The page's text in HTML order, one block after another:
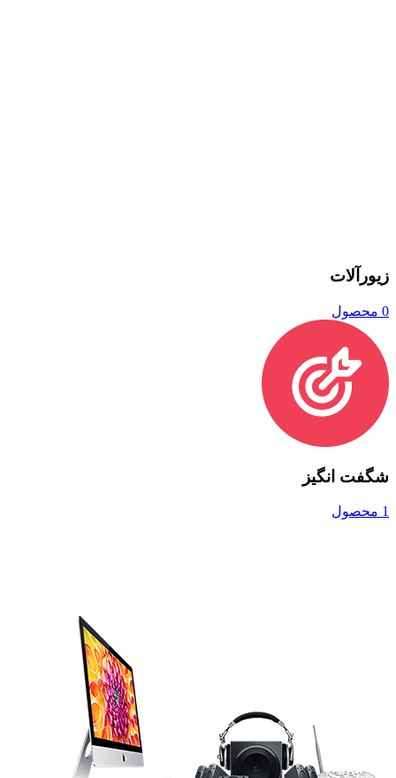
زیورآلات
0 محصول
شگفت انگیز
1 محصول